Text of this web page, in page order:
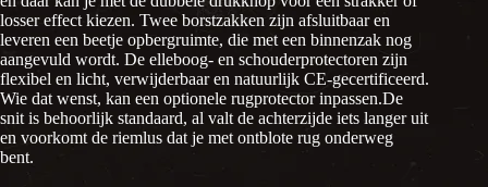
losser effect kiezen. Twee borstzakken zijn afsluitbaar en
leveren een beetje opbergruimte, die met een binnenzak nog
aangevuld wordt. De elleboog- en schouderprotectoren zijn
flexibel en licht, verwijderbaar en natuurlijk CE-gecertificeerd.
Wie dat wenst, kan een optionele rugprotector inpassen.De
snit is behoorlijk standaard, al valt de achterzijde iets langer uit
en voorkomt de riemlus dat je met ontblote rug onderweg
bent.